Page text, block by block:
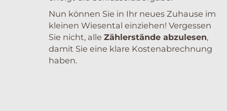
Nun können Sie in Ihr neues Zuhause im
kleinen Wiesental einziehen! Vergessen
Sie nicht, alle Zählerstände abzulesen,
damit Sie eine klare Kostenabrechnung
haben.